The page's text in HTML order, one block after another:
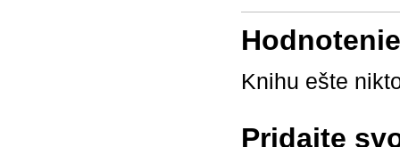
Knihu ešte
Pridajte